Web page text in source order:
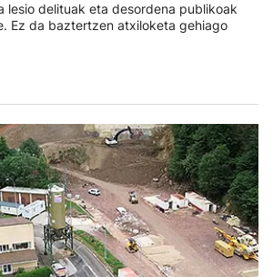
lesio delituak eta desordena publikoak
Ez da baztertzen atxiloketa gehiago